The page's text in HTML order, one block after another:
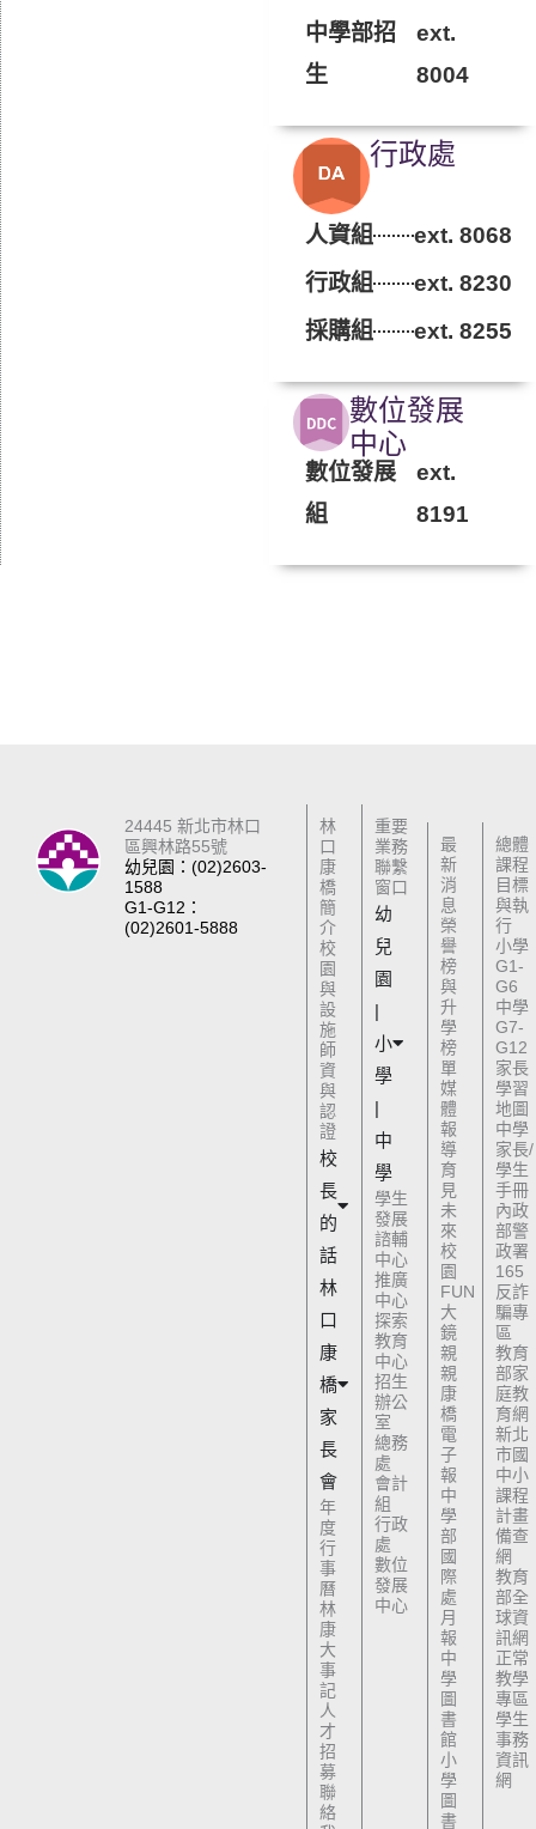
中學部招
生
ext.
8004
行政處
人資組
ext. 8068
行政組
ext. 8230
採購組
ext. 8255
數位發展
中心
數位發展
組
ext.
8191
24445 新北市林口
區興林路55號
幼兒園：(02)2603-
1588
G1-G12：
(02)2601-5888
林
口
康
橋
簡
介
校
園
與
設
施
師
資
與
認
證
校
長
的
話
林
口
康
橋
家
長
會
年
度
行
事
曆
林
康
大
事
記
人
才
招
募
聯
絡
重要
業務
聯繫
窗口
幼
兒
園
|
小
學
|
中
學
學生
發展
諮輔
中心
推廣
中心
探索
教育
中心
招生
辦公
室
總務
處
會計
組
行政
處
數位
發展
中心
最
新
消
息
榮
譽
榜
與
升
學
榜
單
媒
體
報
導
育
見
未
來
校
園
FUN
大
鏡
親
親
康
橋
電
子
報
中
學
部
國
際
處
月
報
中
學
圖
書
館
小
學
圖
書
總體
課程
目標
與執
行
小學
G1-
G6
中學
G7-
G12
家長
學習
地圖
中學
家長/
學生
手冊
內政
部警
政署
165
反詐
騙專
區
教育
部家
庭教
育網
新北
市國
中小
課程
計畫
備查
網
教育
部全
球資
訊網
正常
教學
專區
學生
事務
資訊
網